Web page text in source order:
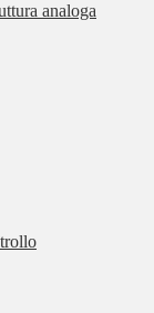
analoga